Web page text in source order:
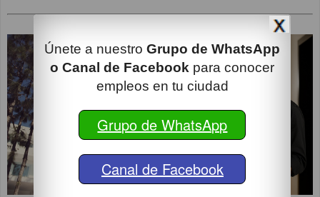
Únete a nuestro Grupo de WhatsApp
o Canal de Facebook para conocer
empleos en tu ciudad
Grupo de WhatsApp
Canal de Facebook